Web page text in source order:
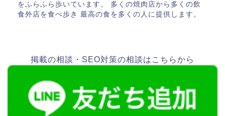
をふらふら歩いています。 多くの焼肉店から多くの飲
食外店を食べ歩き 最高の食を多くの人に提供します。
掲載の相談・SEO対策の相談はこちらから